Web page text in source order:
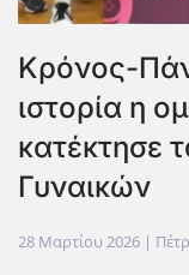
Κρόνος-
ιστορία η
κατέκτησε
Γυναικών
28 Μαρτίου 2026 |